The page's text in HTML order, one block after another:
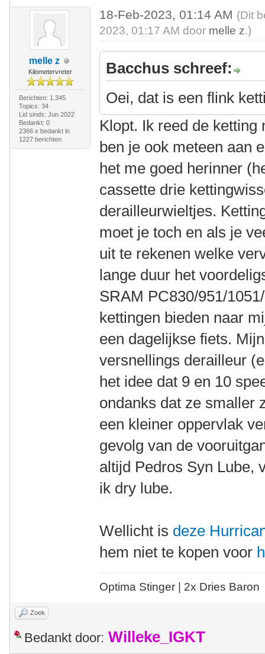
melle z
Kilometervreter
Berichten: 1.345
Topics: 34
Lid sinds: Jun 2022
Bedankt: 0
2366 x bedankt in
1227 berichten
18-Feb-2023, 01:14 AM (Dit
2023, 01:17 AM door melle z.)
Bacchus schreef:
Oei, dat is een flink
Klopt. Ik reed de
ben je ook meteen aan
het me goed herinner
cassette drie
derailleurwieltjes.
moet je toch en als je
uit te rekenen welke
lange duur het
SRAM PC830/951/
kettingen bieden naar
een dagelijkse fiets.
versnellings derailleur
het idee dat 9 en 10
ondanks dat ze smaller
een kleiner oppervlak
gevolg van de
altijd Pedros Syn Lube,
ik dry lube.
Wellicht is deze
hem niet te kopen voor
Optima Stinger | 2x Dries Baron
Zoek
Bedankt door: Willeke_IGKT